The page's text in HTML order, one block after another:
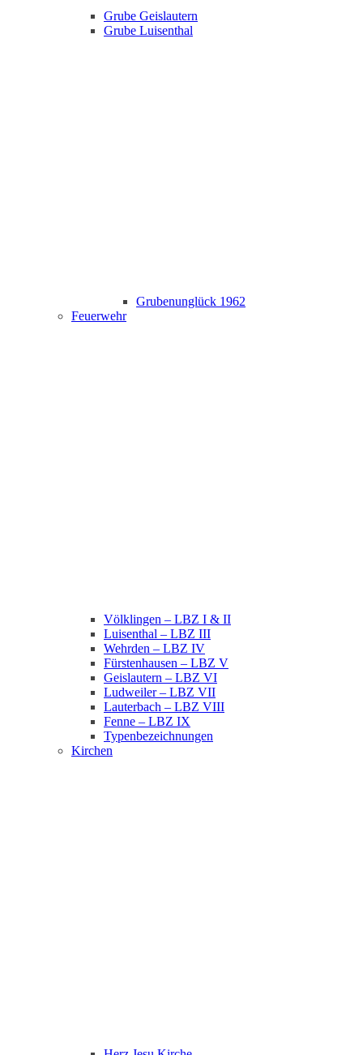
Grube Geislautern
Grube Luisenthal
Grubenunglück 1962
Feuerwehr
Völklingen – LBZ I & II
Luisenthal – LBZ III
Wehrden – LBZ IV
Fürstenhausen – LBZ V
Geislautern – LBZ VI
Ludweiler – LBZ VII
Lauterbach – LBZ VIII
Fenne – LBZ IX
Typenbezeichnungen
Kirchen